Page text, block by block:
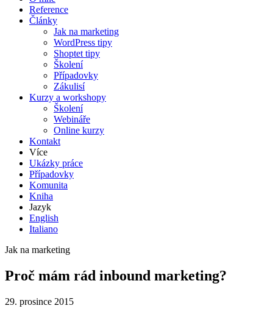
Reference
Články
Jak na marketing
WordPress tipy
Shoptet tipy
Školení
Případovky
Zákulisí
Kurzy a workshopy
Školení
Webináře
Online kurzy
Kontakt
Více
Ukázky práce
Případovky
Komunita
Kniha
Jazyk
English
Italiano
Jak na marketing
Proč mám rád inbound marketing?
29. prosince 2015